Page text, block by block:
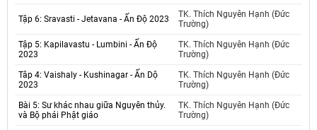
Tập 6: Sravasti - Jetavana - Ấn Độ 2023
TK. Thích Nguyên Hạnh (Đức
Trường)
Tập 5: Kapilavastu - Lumbini - Ấn Độ
2023
TK. Thích Nguyên Hạnh (Đức
Trường)
Tâp 4: Vaishaly - Kushinagar - Ấn Dộ
2023
TK. Thích Nguyên Hạnh (Đức
Trường)
Bài 5: Sư khác nhau giữa Nguyên thủy.
và Bộ phái Phật giáo
TK. Thích Nguyên Hạnh (Đức
Trường)